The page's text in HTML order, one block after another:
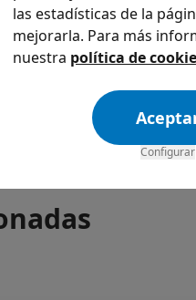
base
las estadísticas de la
mejorarla. Para más
nuestra política de
Configurar